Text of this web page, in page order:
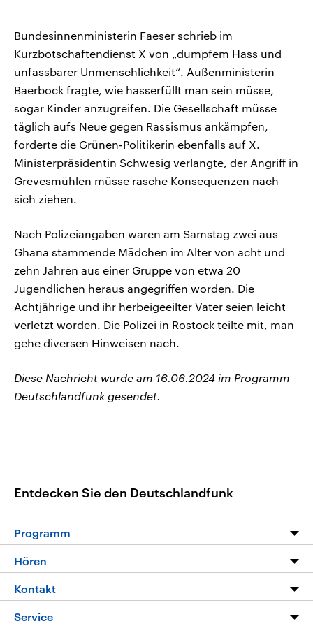
Bundesinnenministerin Faeser schrieb im
Kurzbotschaftendienst X von „dumpfem Hass und
unfassbarer Unmenschlichkeit“. Außenministerin
Baerbock fragte, wie hasserfüllt man sein müsse,
sogar Kinder anzugreifen. Die Gesellschaft müsse
täglich aufs Neue gegen Rassismus ankämpfen,
forderte die Grünen-Politikerin ebenfalls auf X.
Ministerpräsidentin Schwesig verlangte, der Angriff in
Grevesmühlen müsse rasche Konsequenzen nach
sich ziehen.
Nach Polizeiangaben waren am Samstag zwei aus
Ghana stammende Mädchen im Alter von acht und
zehn Jahren aus einer Gruppe von etwa 20
Jugendlichen heraus angegriffen worden. Die
Achtjährige und ihr herbeigeeilter Vater seien leicht
verletzt worden. Die Polizei in Rostock teilte mit, man
gehe diversen Hinweisen nach.
Diese Nachricht wurde am 16.06.2024 im Programm
Deutschlandfunk gesendet.
Entdecken Sie den Deutschlandfunk
Programm
Programm
Die Nachrichten
Hören
Livestream
Kontakt
Hörerservice
Service